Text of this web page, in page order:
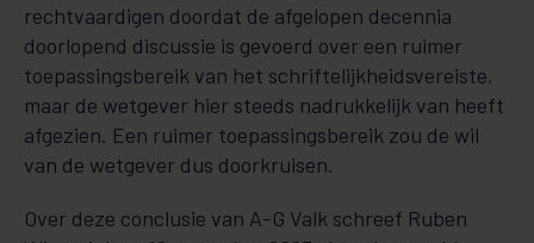
rechtvaardigen doordat de afgelopen decennia
doorlopend discussie is gevoerd over een ruimer
toepassingsbereik van het schriftelijkheidsvereiste,
maar de wetgever hier steeds nadrukkelijk van heeft
afgezien. Een ruimer toepassingsbereik zou de wil
van de wetgever dus doorkruisen.
Over deze conclusie van A-G Valk schreef Ruben